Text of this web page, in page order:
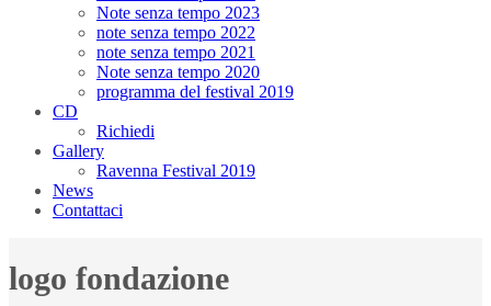
Note senza tempo 2023
note senza tempo 2022
note senza tempo 2021
Note senza tempo 2020
programma del festival 2019
CD
Richiedi
Gallery
Ravenna Festival 2019
News
Contattaci
logo fondazione